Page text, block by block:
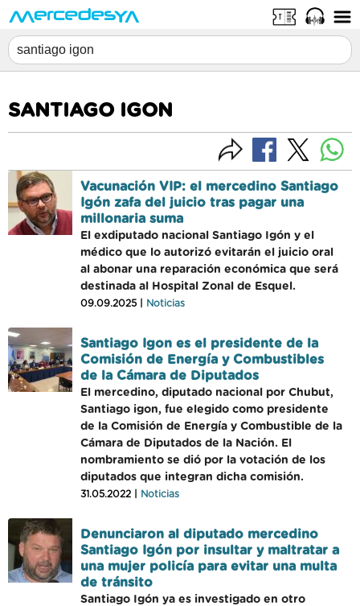
SANTIAGO IGON
Vacunación VIP: el mercedino Santiago
Igón zafa del juicio tras pagar una
millonaria suma
El exdiputado nacional Santiago Igón y el
médico que lo autorizó evitarán el juicio oral
al abonar una reparación económica que será
destinada al Hospital Zonal de Esquel.
09.09.2025 | Noticias
Santiago Igon es el presidente de la
Comisión de Energía y Combustibles
de la Cámara de Diputados
El mercedino, diputado nacional por Chubut,
Santiago igon, fue elegido como presidente
de la Comisión de Energía y Combustible de la
Cámara de Diputados de la Nación. El
nombramiento se dió por la votación de los
diputados que integran dicha comisión.
31.05.2022 | Noticias
Denunciaron al diputado mercedino
Santiago Igón por insultar y maltratar a
una mujer policía para evitar una multa
de tránsito
Santiago Igón ya es investigado en otro